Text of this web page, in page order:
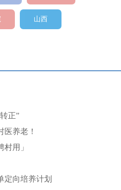
山西
正”
养老！
用」
定向培养计划